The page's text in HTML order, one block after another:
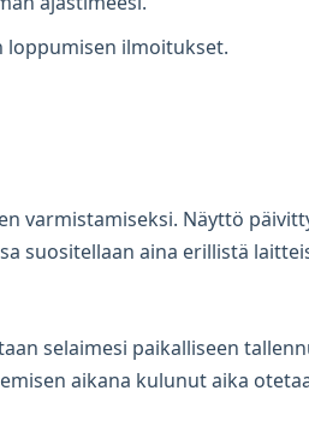
loppumisen ilmoitukset.
varmistamiseksi. Näyttö
suositellaan aina erillistä
selaimesi paikalliseen
aikana kulunut aika